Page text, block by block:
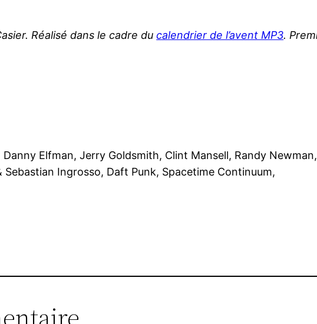
Réalisé dans le cadre ducalendrier de l’avent MP3.
Elfman, Jerry Goldsmith, Clint Mansell, Randy
Ingrosso, Daft Punk, Spacetime Continuum,